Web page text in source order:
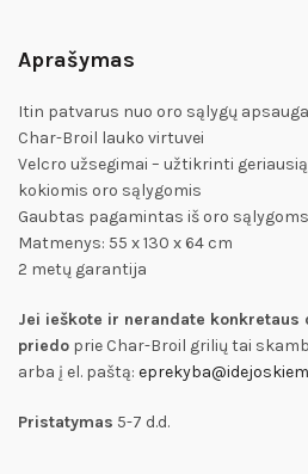
Aprašymas
Itin patvarus nuo oro sąlygų
Char-Broil lauko virtuvei
Velcro užsegimai – užtikrinti
kokiomis oro sąlygomis
Gaubtas pagamintas iš oro
Matmenys: 55 x 130 x 64 cm
2 metų garantija
Jei ieškote ir nerandate konkretaus
priedo prie Char-Broil grilių tai
arba į el. paštą:
Pristatymas 5-7 d.d.